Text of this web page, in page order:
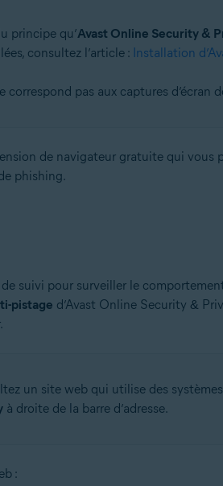
Éducation (32/64 bits)
principe qu’Avast Online Security &
consultez l’article : Installation
correspond pas aux captures d’écran
de navigateur gratuite qui vous
phishing.
suivi pour surveiller le
pistage d’Avast Online Security &
un site web qui utilise des
à droite de la barre d’adresse.
: